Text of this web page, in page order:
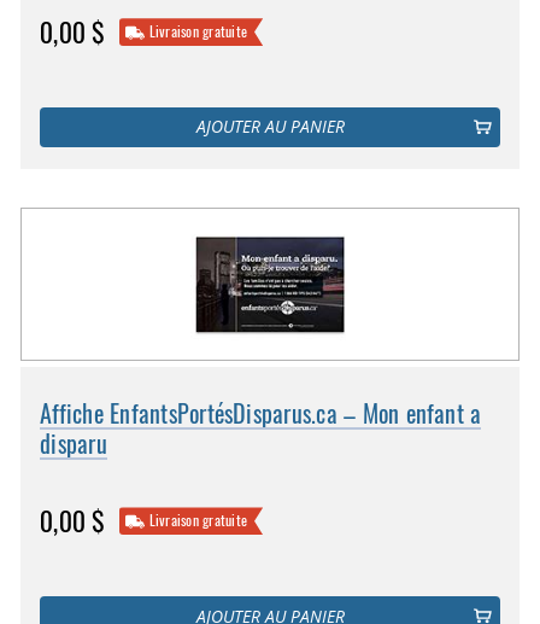
0,00 $ Livraison gratuite
AJOUTER AU PANIER
Affiche EnfantsPortésDisparus.ca – Mon enfant a
disparu
0,00 $ Livraison gratuite
AJOUTER AU PANIER